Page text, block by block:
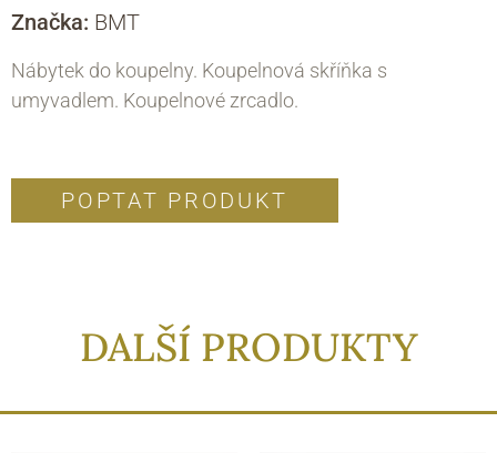
Značka: BMT
Nábytek do koupelny. Koupelnová skříňka s
umyvadlem. Koupelnové zrcadlo.
POPTAT PRODUKT
DALŠÍ PRODUKTY